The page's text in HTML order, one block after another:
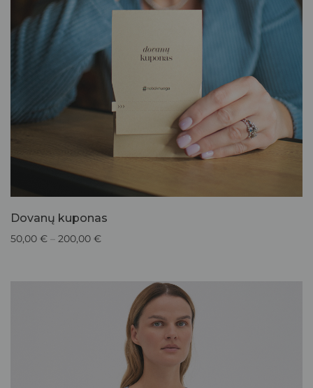
Dovanų kuponas
50,00 € – 200,00 €